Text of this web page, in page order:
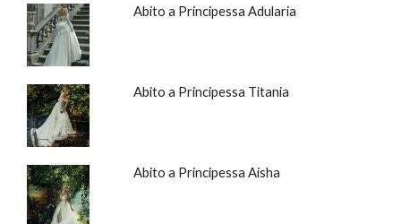
Abito a Principessa Adularia
Abito a Principessa Titania
Abito a Principessa Aisha